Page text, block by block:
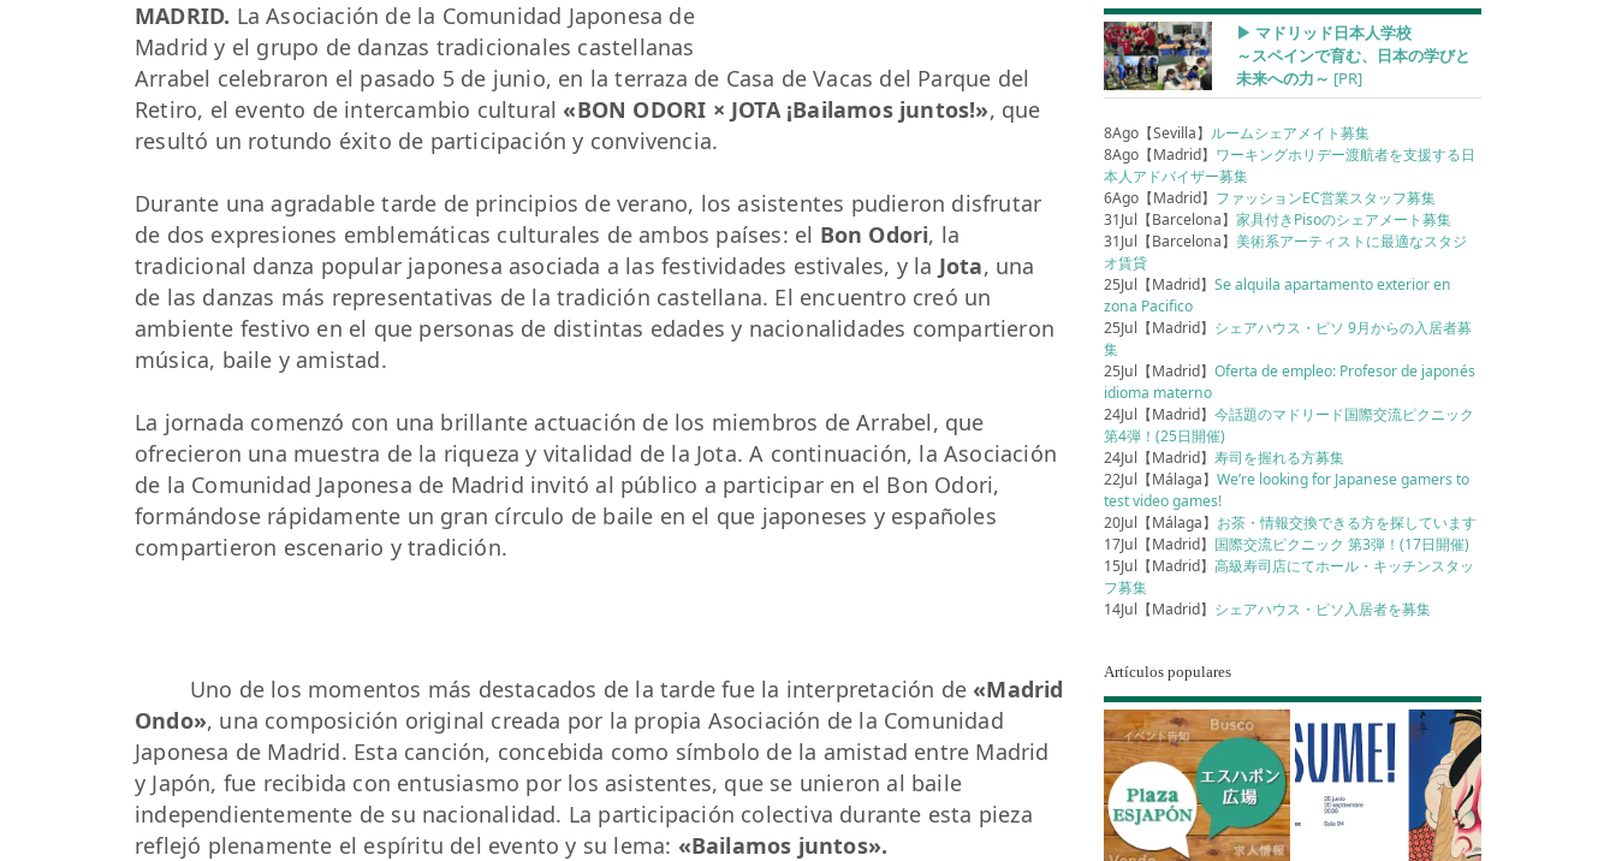
MADRID. La Asociación de la Comunidad Japonesa de
Madrid y el grupo de danzas tradicionales castellanas
Arrabel celebraron el pasado 5 de junio, en la terraza de Casa de Vacas del Parque del
Retiro, el evento de intercambio cultural «BON ODORI × JOTA ¡Bailamos juntos!», que
resultó un rotundo éxito de participación y convivencia.
Durante una agradable tarde de principios de verano, los asistentes pudieron disfrutar
de dos expresiones emblemáticas culturales de ambos países: el Bon Odori, la
tradicional danza popular japonesa asociada a las festividades estivales, y la Jota, una
de las danzas más representativas de la tradición castellana. El encuentro creó un
ambiente festivo en el que personas de distintas edades y nacionalidades compartieron
música, baile y amistad.
La jornada comenzó con una brillante actuación de los miembros de Arrabel, que
ofrecieron una muestra de la riqueza y vitalidad de la Jota. A continuación, la Asociación
de la Comunidad Japonesa de Madrid invitó al público a participar en el Bon Odori,
formándose rápidamente un gran círculo de baile en el que japoneses y españoles
compartieron escenario y tradición.
Uno de los momentos más destacados de la tarde fue la interpretación de «Madrid
Ondo», una composición original creada por la propia Asociación de la Comunidad
Japonesa de Madrid. Esta canción, concebida como símbolo de la amistad entre Madrid
y Japón, fue recibida con entusiasmo por los asistentes, que se unieron al baile
independientemente de su nacionalidad. La participación colectiva durante esta pieza
reflejó plenamente el espíritu del evento y su lema: «Bailamos juntos».
▶︎ マドリッド日本人学校
～スペインで育む、日本の学びと
未来への力～ [PR]
8Ago【Sevilla】 ルームシェアメイト募集
8Ago【Madrid】 ワーキングホリデー渡航者を支援する日
本人アドバイザー募集
6Ago【Madrid】 ファッションEC営業スタッフ募集
31Jul【Barcelona】家具付きPisoのシェアメート募集
31Jul【Barcelona】美術系アーティストに最適なスタジ
オ賃貸
25Jul【Madrid】Se alquila apartamento exterior en
zona Pacifico
25Jul【Madrid】 シェアハウス・ピソ 9月からの入居者募
集
25Jul【Madrid】Oferta de empleo: Profesor de japonés
idioma materno
24Jul【Madrid】今話題のマドリード国際交流ピクニック
第4弾！(25日開催)
24Jul【Madrid】寿司を握れる方募集
22Jul【Málaga】We’re looking for Japanese gamers to
test video games!
20Jul【Málaga】 お茶・情報交換できる方を探しています
17Jul【Madrid】 国際交流ピクニック 第3弾！(17日開催)
15Jul【Madrid】高級寿司店にてホール・キッチンスタッ
フ募集
14Jul【Madrid】 シェアハウス・ピソ入居者を募集
Artículos populares